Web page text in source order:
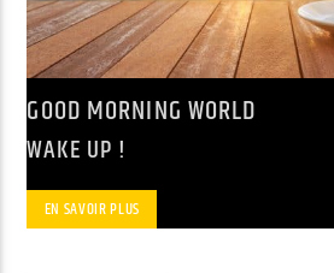
NON-STOP MUSIC
09:00 11:59
GOOD MORNING WORLD
WAKE UP !
EN SAVOIR PLUS